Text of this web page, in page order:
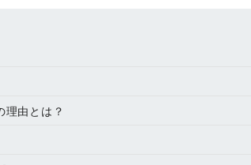
由とは？